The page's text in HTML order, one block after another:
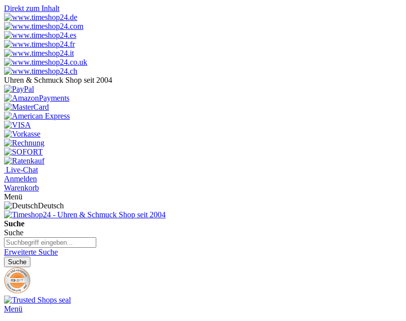
Direkt zum Inhalt
Uhren & Schmuck Shop seit 2004
Live-Chat
Anmelden
Warenkorb
Menü
Deutsch
Suche
Suche
Erweiterte Suche
Suche
Menü